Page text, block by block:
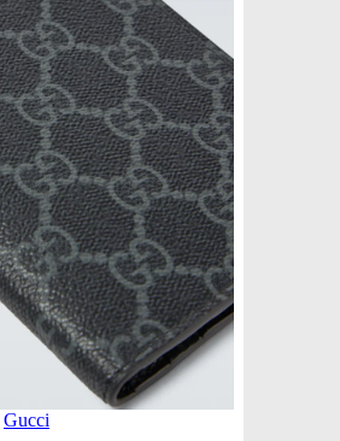
Gucci